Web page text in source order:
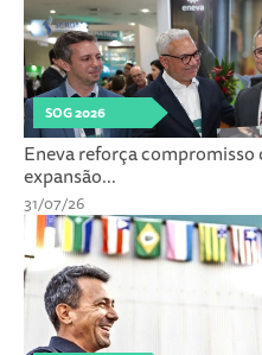
SOG 2026
Eneva reforça compromisso
expansão...
31/07/26